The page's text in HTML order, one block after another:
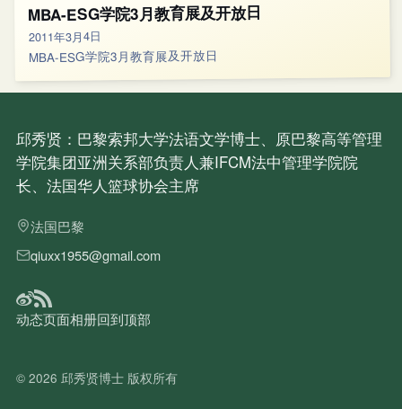
MBA-ESG学院3月教育展及开放日
2011年3月4日
MBA-ESG学院3月教育展及开放日
邱秀贤：巴黎索邦大学法语文学博士、原巴黎高等管理
学院集团亚洲关系部负责人兼IFCM法中管理学院院
长、法国华人篮球协会主席
法国巴黎
qiuxx1955@gmail.com
动态页面相册回到顶部
© 2026 邱秀贤博士 版权所有